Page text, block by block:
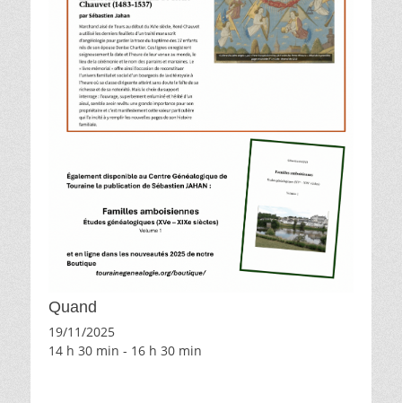
Quand
19/11/2025
14 h 30 min - 16 h 30 min